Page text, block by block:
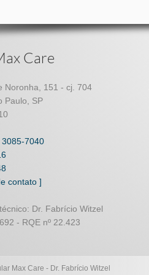
Care
Noronha, 151 - cj. 704
Paulo, SP
3085-7040
contato ]
Dr. Fabrício Witzel
- RQE nº 22.423
Max Care - Dr. Fabrício Witzel